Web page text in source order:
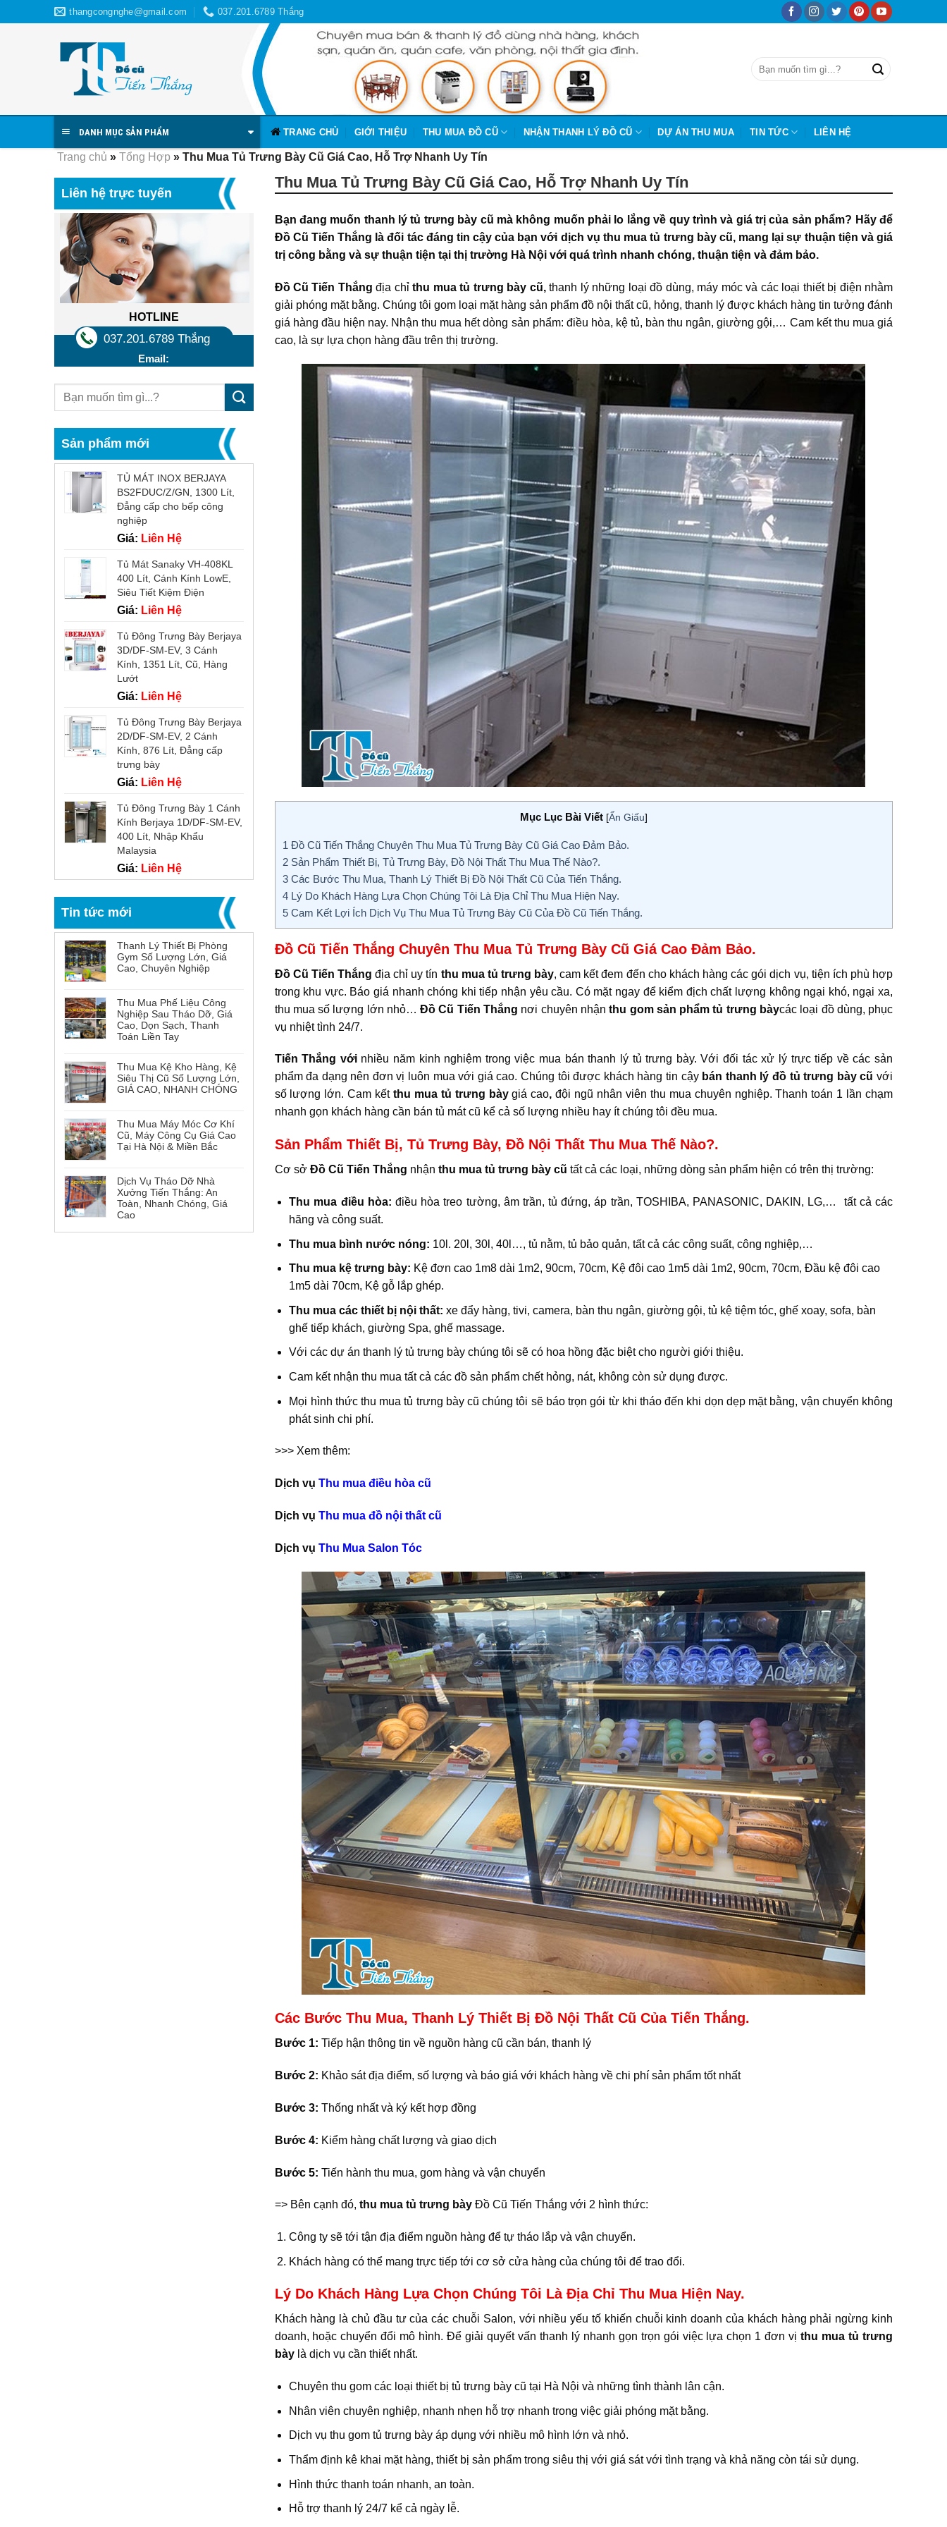
to
thangcongnghe@gmail.com 037.201.6789 Thắng
DANH MỤC SẢN PHẨM TRANG CHỦ GIỚI THIỆU THU MUA ĐỒ CŨ NHẬN THANH LÝ ĐỒ CŨ DỰ ÁN THU MUA TIN TỨC LIÊN HỆ
Trang chủ » Tổng Hợp » Thu Mua Tủ Trưng Bày Cũ Giá Cao, Hỗ Trợ Nhanh Uy Tín
Liên hệ trực tuyến
HOTLINE
037.201.6789 Thắng
Email:
Sản phẩm mới
TỦ MÁT INOX BERJAYA
BS2FDUC/Z/GN, 1300 Lít,
Đẳng cấp cho bếp công
nghiệp
Giá: Liên Hệ
Tủ Mát Sanaky VH-408KL
400 Lít, Cánh Kính LowE,
Siêu Tiết Kiệm Điện
Giá: Liên Hệ
Tủ Đông Trưng Bày Berjaya
3D/DF-SM-EV, 3 Cánh
Kính, 1351 Lít, Cũ, Hàng
Lướt
Giá: Liên Hệ
Tủ Đông Trưng Bày Berjaya
2D/DF-SM-EV, 2 Cánh
Kính, 876 Lít, Đẳng cấp
trưng bày
Giá: Liên Hệ
Tủ Đông Trưng Bày 1 Cánh
Kính Berjaya 1D/DF-SM-EV,
400 Lít, Nhập Khẩu
Malaysia
Giá: Liên Hệ
Tin tức mới
Thanh Lý Thiết Bị Phòng
Gym Số Lượng Lớn, Giá
Cao, Chuyên Nghiệp
Thu Mua Phế Liệu Công
Nghiệp Sau Tháo Dỡ, Giá
Cao, Dọn Sạch, Thanh
Toán Liền Tay
Thu Mua Kệ Kho Hàng, Kệ
Siêu Thị Cũ Số Lượng Lớn,
GIÁ CAO, NHANH CHÓNG
Thu Mua Máy Móc Cơ Khí
Cũ, Máy Công Cụ Giá Cao
Tại Hà Nội & Miền Bắc
Dịch Vụ Tháo Dỡ Nhà
Xưởng Tiến Thắng: An
Toàn, Nhanh Chóng, Giá
Cao
Thu Mua Tủ Trưng Bày Cũ Giá Cao, Hỗ Trợ Nhanh Uy Tín
Bạn đang muốn thanh lý tủ trưng bày cũ mà không muốn phải lo lắng về quy trình và giá trị của sản phẩm? Hãy để
Đồ Cũ Tiến Thắng là đối tác đáng tin cậy của bạn với dịch vụ thu mua tủ trưng bày cũ, mang lại sự thuận tiện và giá
trị công bằng và sự thuận tiện tại thị trường Hà Nội với quá trình nhanh chóng, thuận tiện và đảm bảo.
Đồ Cũ Tiến Thắng địa chỉthu mua tủ trưng bày cũ,thanh lý những loại đồ dùng, máy móc và các loại thiết bị điện nhằm
giải phóng mặt bằng. Chúng tôi gom loại mặt hàng sản phẩm đồ nội thất cũ, hỏng, thanh lý được khách hàng tin tưởng đánh
giá hàng đầu hiện nay. Nhận thu mua hết dòng sản phẩm: điều hòa, kệ tủ, bàn thu ngân, giường gội,… Cam kết thu mua giá
cao, là sự lựa chọn hàng đầu trên thị trường.
Mục Lục Bài Viết [Ẩn Giấu]
1 Đồ Cũ Tiến Thắng Chuyên Thu Mua Tủ Trưng Bày Cũ Giá Cao Đảm Bảo.
2Sản Phẩm Thiết Bị, Tủ Trưng Bày, Đồ Nội Thất Thu Mua Thế Nào?.
3Các Bước Thu Mua, Thanh Lý Thiết Bị Đồ Nội Thất Cũ Của Tiến Thắng.
4Lý Do Khách Hàng Lựa Chọn Chúng Tôi Là Địa Chỉ Thu Mua Hiện Nay.
5Cam Kết Lợi Ích Dịch Vụ Thu Mua Tủ Trưng Bày Cũ Của Đồ Cũ Tiến Thắng.
Đồ Cũ Tiến Thắng Chuyên Thu Mua Tủ Trưng Bày Cũ Giá Cao Đảm Bảo.
Đồ Cũ Tiến Thắng địa chỉ uy tín thu mua tủ trưng bày, cam kết đem đến cho khách hàng các gói dịch vụ, tiện ích phù hợp
trong khu vực. Báo giá nhanh chóng khi tiếp nhận yêu cầu. Có mặt ngay để kiểm địch chất lượng không ngại khó, ngại xa,
thu mua số lượng lớn nhỏ…Đồ Cũ Tiến Thắng nơi chuyên nhậnthu gom sản phẩm tủ trưng bàycác loại đồ dùng, phục
vụ nhiệt tình 24/7.
Tiến Thắng với nhiều năm kinh nghiệm trong việc mua bán thanh lý tủ trưng bày. Với đối tác xử lý trực tiếp về các sản
phẩm đa dạng nên đơn vị luôn mua với giá cao. Chúng tôi được khách hàng tin cậy bán thanh lý đồ tủ trưng bày cũvới
số lượng lớn. Cam kết thu mua tủ trưng bàygiá cao, đội ngũ nhân viên thu mua chuyên nghiệp. Thanh toán 1 lần chạm
nhanh gọn khách hàng cần bán tủ mát cũ kể cả số lượng nhiều hay ít chúng tôi đều mua.
Sản Phẩm Thiết Bị, Tủ Trưng Bày, Đồ Nội Thất Thu Mua Thế Nào?.
Cơ sở Đồ Cũ Tiến Thắng nhận thu mua tủ trưng bày cũ tất cả các loại, những dòng sản phẩm hiện có trên thị trường:
Thu mua điều hòa: điều hòa treo tường, âm trần, tủ đứng, áp trần, TOSHIBA, PANASONIC, DAKIN, LG,… tất cả các
hãng và công suất.
Thu mua bình nước nóng: 10l. 20l, 30l, 40l…, tủ nằm, tủ bảo quản, tất cả các công suất, công nghiệp,…
Thu mua kệ trưng bày: Kệ đơn cao 1m8 dài 1m2, 90cm, 70cm, Kệ đôi cao 1m5 dài 1m2, 90cm, 70cm, Đầu kệ đôi cao
1m5 dài 70cm, Kệ gỗ lắp ghép.
Thu mua các thiết bị nội thất: xe đẩy hàng, tivi, camera, bàn thu ngân, giường gội, tủ kệ tiệm tóc, ghế xoay, sofa, bàn
ghế tiếp khách, giường Spa, ghế massage.
Với các dự án thanh lý tủ trưng bày chúng tôi sẽ có hoa hồng đặc biệt cho người giới thiệu.
Cam kết nhận thu mua tất cả các đồ sản phẩm chết hỏng, nát, không còn sử dụng được.
Mọi hình thức thu mua tủ trưng bày cũ chúng tôi sẽ báo trọn gói từ khi tháo đến khi dọn dẹp mặt bằng, vận chuyển không
phát sinh chi phí.
>>> Xem thêm:
Dịch vụ Thu mua điều hòa cũ
Dịch vụ Thu mua đồ nội thất cũ
Dịch vụ Thu Mua Salon Tóc
Các Bước Thu Mua, Thanh Lý Thiết Bị Đồ Nội Thất Cũ Của Tiến Thắng.
Bước 1: Tiếp hận thông tin về nguồn hàng cũ cần bán, thanh lý
Bước 2: Khảo sát địa điểm, số lượng và báo giá với khách hàng về chi phí sản phẩm tốt nhất
Bước 3: Thống nhất và ký kết hợp đồng
Bước 4: Kiểm hàng chất lượng và giao dịch
Bước 5: Tiến hành thu mua, gom hàng và vận chuyển
=> Bên cạnh đó, thu mua tủ trưng bàyĐồ Cũ Tiến Thắng với 2 hình thức:
Công ty sẽ tới tận địa điểm nguồn hàng để tự tháo lắp và vận chuyển.
Khách hàng có thể mang trực tiếp tới cơ sở cửa hàng của chúng tôi để trao đổi.
Lý Do Khách Hàng Lựa Chọn Chúng Tôi Là Địa Chỉ Thu Mua Hiện Nay.
Khách hàng là chủ đầu tư của các chuỗi Salon, với nhiều yếu tố khiến chuỗi kinh doanh của khách hàng phải ngừng kinh
doanh, hoặc chuyển đổi mô hình. Để giải quyết vấn thanh lý nhanh gọn trọn gói việc lựa chọn 1 đơn vịthu mua tủ trưng
bày là dịch vụ cần thiết nhất.
Chuyên thu gom các loại thiết bị tủ trưng bày cũ tại Hà Nội và những tình thành lân cận.
Nhân viên chuyên nghiệp, nhanh nhẹn hỗ trợ nhanh trong việc giải phóng mặt bằng.
Dịch vụ thu gom tủ trưng bày áp dụng với nhiều mô hình lớn và nhỏ.
Thẩm định kê khai mặt hàng, thiết bị sản phẩm trong siêu thị với giá sát với tình trạng và khả năng còn tái sử dụng.
Hình thức thanh toán nhanh, an toàn.
Hỗ trợ thanh lý 24/7 kể cả ngày lễ.